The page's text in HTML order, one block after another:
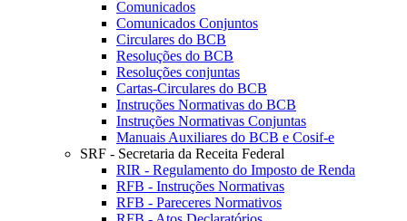
Comunicados
Comunicados Conjuntos
Circulares do BCB
Resoluções do BCB
Resoluções conjuntas
Cartas-Circulares do BCB
Instruções Normativas do BCB
Instruções Normativas Conjuntas
Manuais Auxiliares do BCB e Cosif-e
SRF - Secretaria da Receita Federal
RIR - Regulamento do Imposto de Renda
RFB - Instruções Normativas
RFB - Pareceres Normativos